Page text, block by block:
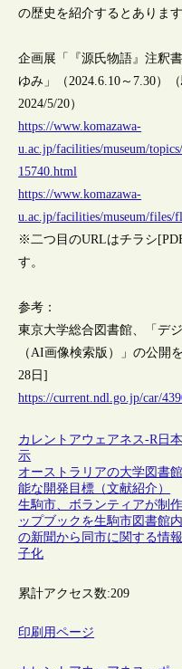
の歴史を紹介するとあります
企画展「『源氏物語』注釈
ゆみ」（2024.6.10～7.30）
2024/5/20）
https://www.komazawa-
u.ac.jp/facilities/museum/
15740.html
https://www.komazawa-
u.ac.jp/facilities/museum/files/
※二つ目のURLはチラシ
す。
参考：
東京大学総合図書館、「デ
（AI画像検索版）」の公開
28日]
https://current.ndl.go.jp/car/
カレントアウェアネス-R日
示
オーストラリアの大学図書
能な開発目標（文献紹介）
生駒市、ボランティアが制
ップブックを生駒市図書館
の新聞から同市に関する情
子化
累計アクセス数:209
印刷用ページ